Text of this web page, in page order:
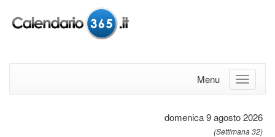
Menu
domenica 9 agosto 2026
(Settimana 32)